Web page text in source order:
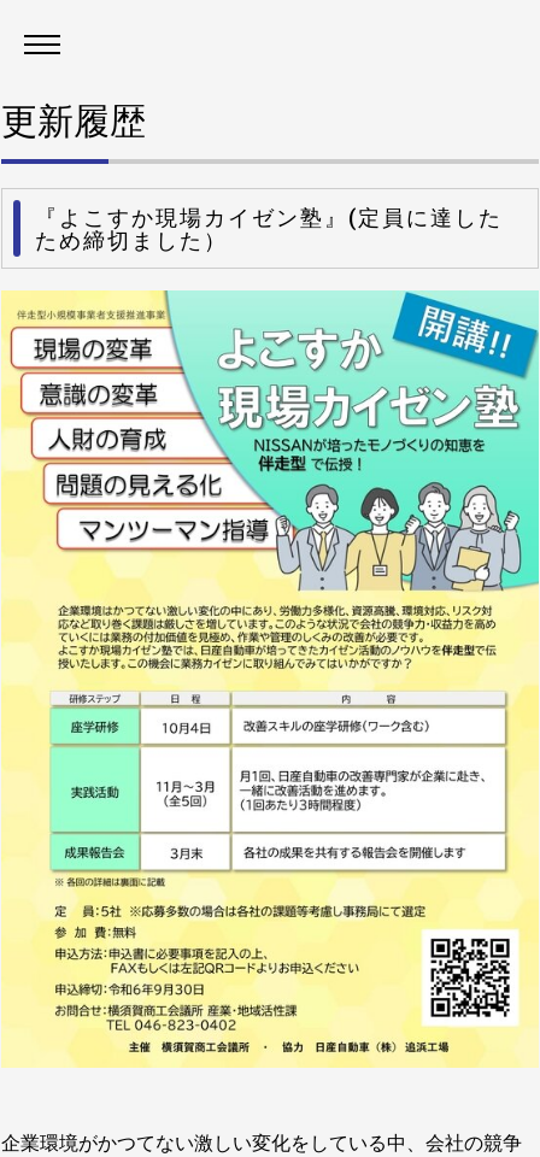
更新履歴
『よこすか現場カイゼン塾』(定員に達した
ため締切ました）
企業環境がかつてない激しい変化をしている中、会社の競争